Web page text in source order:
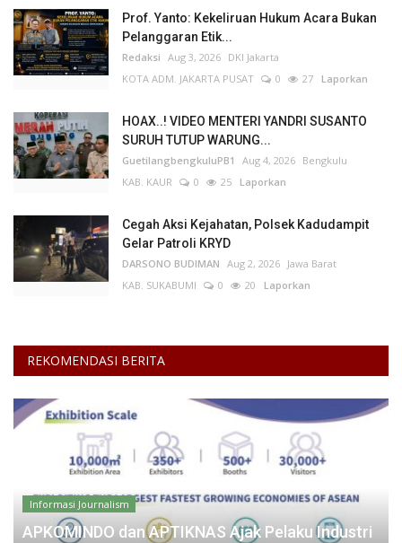
Prof. Yanto: Kekeliruan Hukum Acara Bukan
Pelanggaran Etik...
Redaksi Aug 3, 2026 DKI Jakarta
KOTA ADM. JAKARTA PUSAT
0 27 Laporkan
HOAX..! VIDEO MENTERI YANDRI SUSANTO
SURUH TUTUP WARUNG...
GuetilangbengkuluPB1 Aug 4, 2026 Bengkulu
KAB. KAUR
0 25 Laporkan
Cegah Aksi Kejahatan, Polsek Kadudampit
Gelar Patroli KRYD
DARSONO BUDIMAN Aug 2, 2026 Jawa Barat
KAB. SUKABUMI
0 20 Laporkan
REKOMENDASI BERITA
Informasi Journalism
APKOMINDO dan APTIKNAS Ajak Pelaku Industri